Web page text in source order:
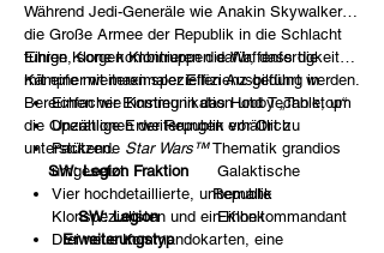
Während Jedi-Generäle wie Anakin Skywalker
die Große Armee der Republik in die Schlacht
führen, sorgen Klontruppen dafür, dass die
Kämpfe mit maximaler Effizienz geführt werden.
Einige Klone kombinieren die Waffenfertigkeit
mit einer weiteren speziellen Ausbildung in
Bereichen wie Kommunikation und Technik, um
die Operationen der Republik vor Ort zu
unterstützen.
Einfacher Einstieg in das Hobby „Tabletop“
Unzählige Erweiterungen erhältlich
Packende Star Wars™Thematik grandios
umgesetzt
Vier hochdetaillierte, unbemalte
Klonspezialisten und ein Klonkommandant
Drei neue Kommandokarten, eine
SW: Legion Fraktion
Galaktische
Republik
SW: Legion
Erweiterungstyp
Einheit